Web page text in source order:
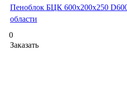
Пеноблок БЦК 600х200х250
области
0
Заказать